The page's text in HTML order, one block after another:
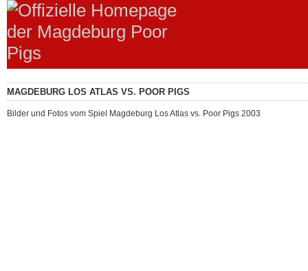
MAGDEBURG LOS ATLAS VS. POOR PIGS
Bilder und Fotos vom Spiel Magdeburg Los Atlas vs. Poor Pigs 2003